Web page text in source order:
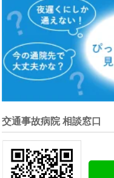
交通事故病院 相談窓口